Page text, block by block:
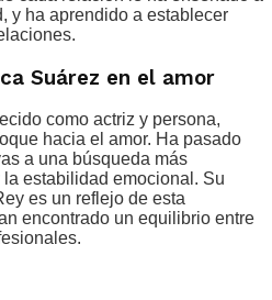
y ha aprendido a establecer
Suárez en el amor
como actriz y persona,
hacia el amor. Ha pasado
a una búsqueda más
estabilidad emocional. Su
es un reflejo de esta
encontrado un equilibrio entre